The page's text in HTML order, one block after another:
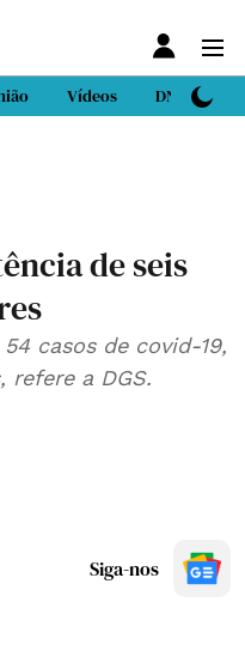
Vídeos DN Sport
de seis
casos de covid-19,
refere a DGS.
Siga-nos